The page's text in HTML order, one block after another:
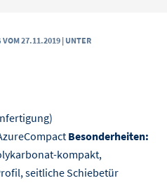
VOM 27.11.2019 | UNTER
Besonderheiten:
kompakt,
seitliche Schiebetür